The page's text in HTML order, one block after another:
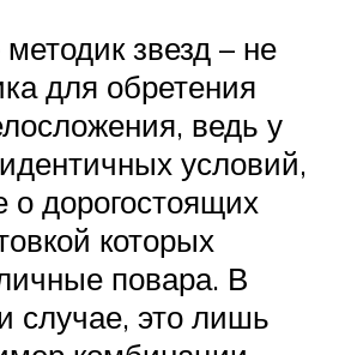
звезд – не
для обретения
ведь у
условий,
о дорогостоящих
которых
повара. В
случае, это лишь